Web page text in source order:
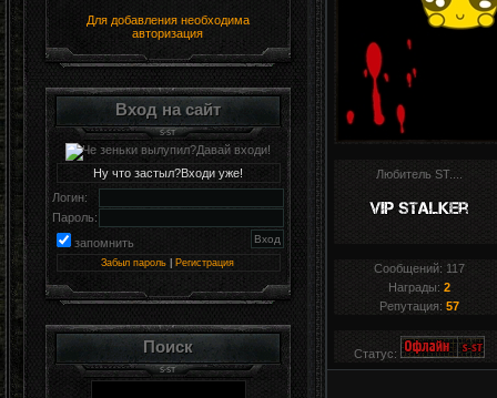
Для добавления необходима
авторизация
Вход на сайт
Ну что застыл?Входи уже!
Логин:
Пароль:
запомнить
Забыл пароль Регистрация
Поиск
Любитель ST....
Сообщений: 117
Награды: 2
Репутация: 57
Статус: